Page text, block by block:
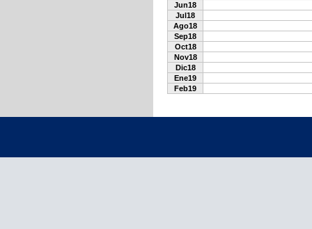
Jun18
Jul18
Ago18
Sep18
Oct18
Nov18
Dic18
Ene19
Feb19